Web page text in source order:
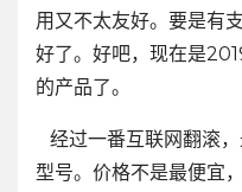
用又不太友好。要是有
好了。好吧，现在是
的产品了。
经过一番互联网翻滚
型号。价格不是最便宜